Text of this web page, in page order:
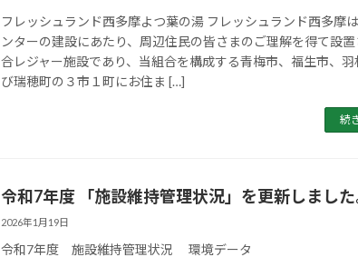
フレッシュランド西多摩よつ葉の湯 フレッシュランド西多摩
ンターの建設にあたり、周辺住民の皆さまのご理解を得て設
合レジャー施設であり、当組合を構成する青梅市、福生市、羽
び瑞穂町の３市１町にお住ま […]
続
令和7年度 「施設維持管理状況」を更新しました
2026年1月19日
令和7年度 施設維持管理状況 環境データ